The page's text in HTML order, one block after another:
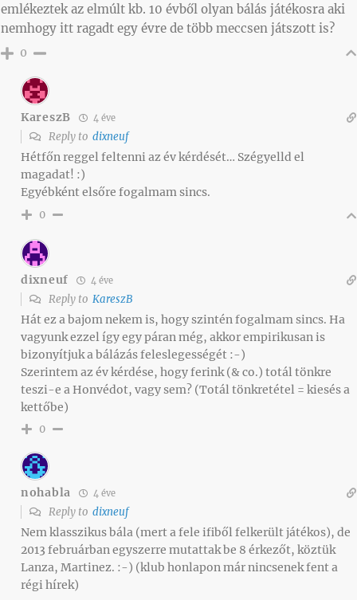
emlékeztek az elmúlt kb. 10 évből olyan bálás játékosra aki
nemhogy itt ragadt egy évre de több meccsen játszott is?
0
KareszB 4 éve
Reply to dixneuf
Hétfőn reggel feltenni az év kérdését… Szégyelld el
magadat! :)
Egyébként elsőre fogalmam sincs.
0
dixneuf 4 éve
Reply to KareszB
Hát ez a bajom nekem is, hogy szintén fogalmam sincs. Ha
vagyunk ezzel így egy páran még, akkor empirikusan is
bizonyítjuk a bálázás feleslegességét :-)
Szerintem az év kérdése, hogy ferink (& co.) totál tönkre
teszi-e a Honvédot, vagy sem? (Totál tönkretétel = kiesés a
kettőbe)
0
nohabla 4 éve
Reply to dixneuf
Nem klasszikus bála (mert a fele ifiből felkerült játékos), de
2013 februárban egyszerre mutattak be 8 érkezőt, köztük
Lanza, Martinez. :-) (klub honlapon már nincsenek fent a
régi hírek)